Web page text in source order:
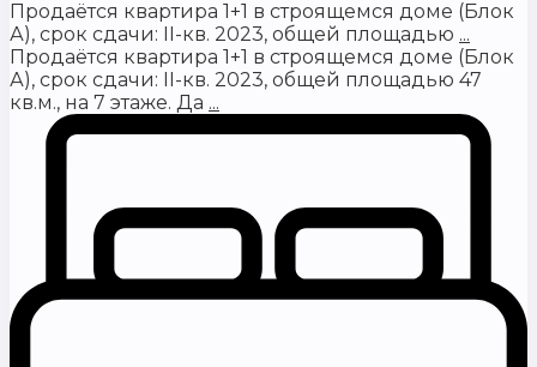
Продаётся квартира 1+1 в строящемся доме (Блок
А), срок сдачи: II-кв. 2023, общей площадью ...
Продаётся квартира 1+1 в строящемся доме (Блок
А), срок сдачи: II-кв. 2023, общей площадью 47
кв.м., на 7 этаже. Да ...